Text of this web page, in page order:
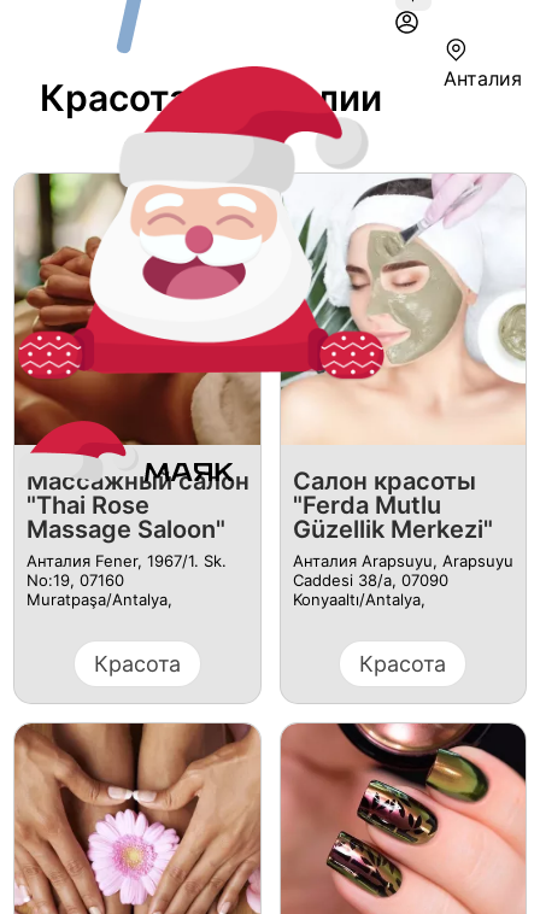
Анталия
Красота В Анталии
Массажный салон
"Thai Rose
Massage Saloon"
Анталия Fener, 1967/1. Sk.
No:19, 07160
Muratpaşa/Antalya,
Красота
Салон красоты
"Ferda Mutlu
Güzellik Merkezi"
Анталия Arapsuyu, Arapsuyu
Caddesi 38/a, 07090
Konyaaltı/Antalya,
Красота